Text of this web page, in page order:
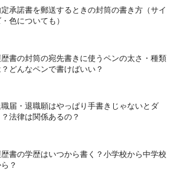
定承諾書を郵送するときの封筒の書き方（サイ
色についても）
歴書の封筒の宛先書きに使うペンの太さ・種類
？どんなペンで書けばいい？
届・退職願はやっぱり手書きじゃないとダ
？法律は関係あるの？
歴書の学歴はいつから書く？小学校から中学校
？